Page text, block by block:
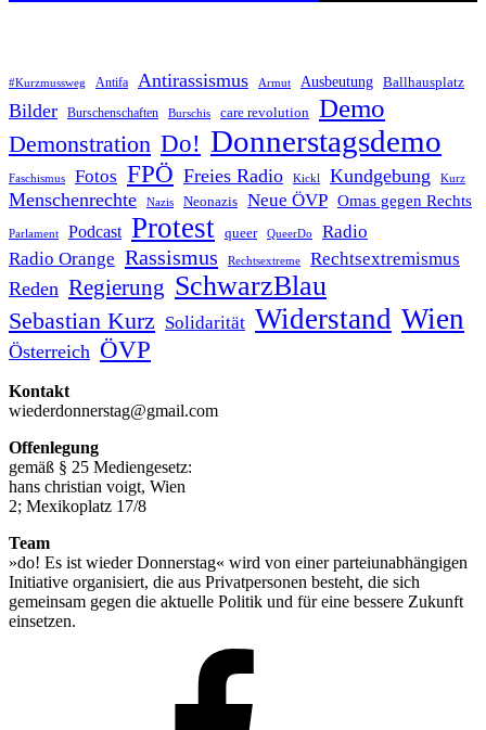
#Kurzmussweg Antifa Antirassismus Armut Ausbeutung Ballhausplatz
Bilder Burschenschaften Burschis care revolution Demo
Demonstration Do! Donnerstagsdemo
Faschismus Fotos FPÖ Freies Radio Kickl Kundgebung Kurz
Menschenrechte Nazis Neonazis Neue ÖVP Omas gegen Rechts
Parlament Podcast Protest queer QueerDo
Radio
Radio Orange Rassismus Rechtsextreme Rechtsextremismus
Reden Regierung SchwarzBlau
Sebastian Kurz Solidarität Widerstand Wien
Österreich ÖVP
Kontakt
wiederdonnerstag@gmail.com
Offenlegung
gemäß § 25 Mediengesetz:
hans christian voigt, Wien
2; Mexikoplatz 17/8
Team
»do! Es ist wieder Donnerstag« wird von einer parteiunabhängigen
Initiative organisiert, die aus Privatpersonen besteht, die sich
gemeinsam gegen die aktuelle Politik und für eine bessere Zukunft
einsetzen.